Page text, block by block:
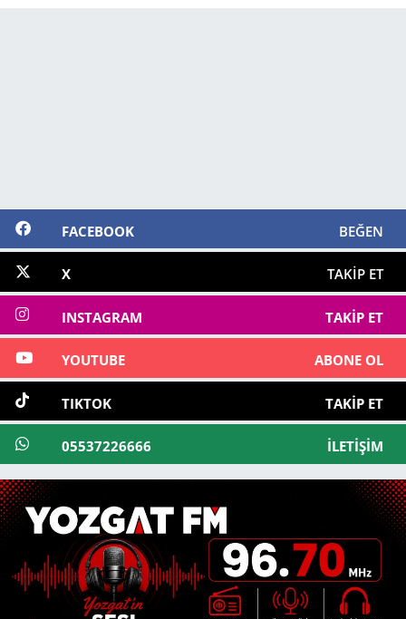
FACEBOOK BEĞEN
X TAKIP ET
INSTAGRAM TAKIP ET
YOUTUBE ABONE OL
TIKTOK TAKIP ET
05537226666 İLETIŞIM